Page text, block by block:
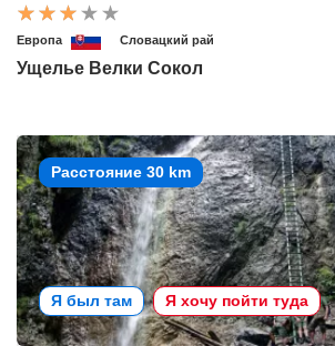
Европа Словацкий рай
Ущелье Велки Сокол
Расстояние 30 km
Я был там Я хочу пойти туда